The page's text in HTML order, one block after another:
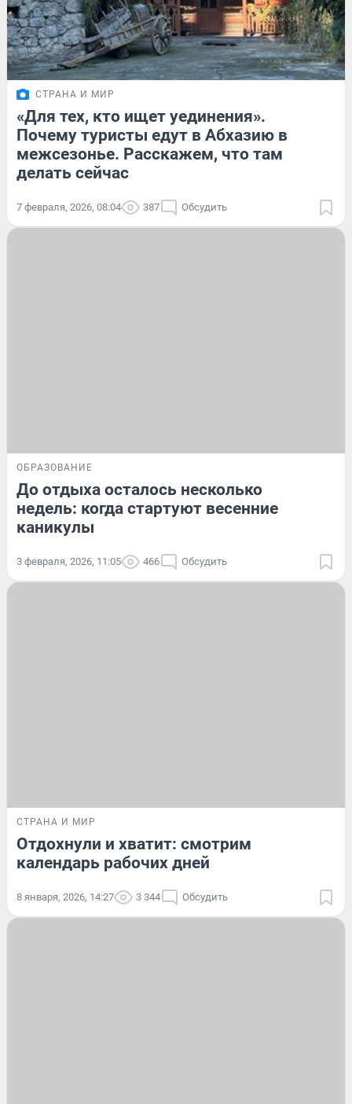
СТРАНА И МИР
«Для тех, кто ищет уединения».
Почему туристы едут в Абхазию в
межсезонье. Расскажем, что там
делать сейчас
7 февраля, 2026, 08:04 387 Обсудить
ОБРАЗОВАНИЕ
До отдыха осталось несколько
недель: когда стартуют весенние
каникулы
3 февраля, 2026, 11:05 466 Обсудить
СТРАНА И МИР
Отдохнули и хватит: смотрим
календарь рабочих дней
8 января, 2026, 14:27 3 344 Обсудить